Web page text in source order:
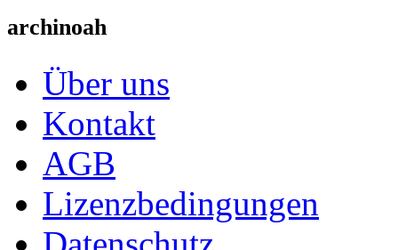
archinoah
Über uns
Kontakt
AGB
Lizenzbedingungen